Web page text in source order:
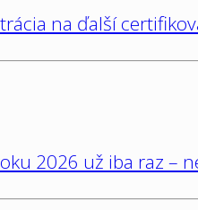
na ďalší
2026 už iba raz –